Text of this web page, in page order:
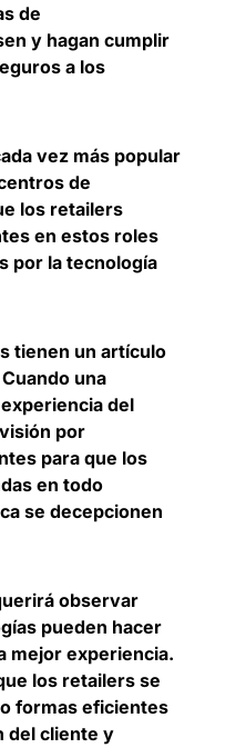
de
y hagan cumplir
a los
vez más popular
de
los retailers
en estos roles
por la tecnología
tienen un artículo
Cuando una
del
por
para que los
en todo
se decepcionen
observar
pueden hacer
mejor experiencia.
los retailers se
formas eficientes
del cliente y